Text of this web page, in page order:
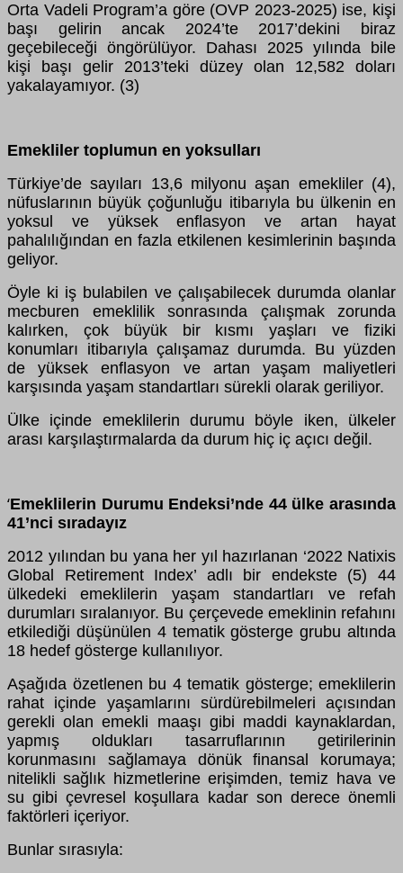
Orta Vadeli Program’a göre (OVP 2023-2025) ise, kişi
başı gelirin ancak 2024’te 2017’dekini biraz
geçebileceği öngörülüyor. Dahası 2025 yılında bile
kişi başı gelir 2013’teki düzey olan 12,582 doları
yakalayamıyor. (3)
Emekliler toplumun en yoksulları
Türkiye’de sayıları 13,6 milyonu aşan emekliler (4),
nüfuslarının büyük çoğunluğu itibarıyla bu ülkenin en
yoksul ve yüksek enflasyon ve artan hayat
pahalılığından en fazla etkilenen kesimlerinin başında
geliyor.
Öyle ki iş bulabilen ve çalışabilecek durumda olanlar
mecburen emeklilik sonrasında çalışmak zorunda
kalırken, çok büyük bir kısmı yaşları ve fiziki
konumları itibarıyla çalışamaz durumda. Bu yüzden
de yüksek enflasyon ve artan yaşam maliyetleri
karşısında yaşam standartları sürekli olarak geriliyor.
Ülke içinde emeklilerin durumu böyle iken, ülkeler
arası karşılaştırmalarda da durum hiç iç açıcı değil.
‘Emeklilerin Durumu Endeksi’nde 44 ülke arasında
41’nci sıradayız
2012 yılından bu yana her yıl hazırlanan ‘2022 Natixis
Global Retirement Index’ adlı bir endekste (5) 44
ülkedeki emeklilerin yaşam standartları ve refah
durumları sıralanıyor. Bu çerçevede emeklinin refahını
etkilediği düşünülen 4 tematik gösterge grubu altında
18 hedef gösterge kullanılıyor.
Aşağıda özetlenen bu 4 tematik gösterge; emeklilerin
rahat içinde yaşamlarını sürdürebilmeleri açısından
gerekli olan emekli maaşı gibi maddi kaynaklardan,
yapmış oldukları tasarruflarının getirilerinin
korunmasını sağlamaya dönük finansal korumaya;
nitelikli sağlık hizmetlerine erişimden, temiz hava ve
su gibi çevresel koşullara kadar son derece önemli
faktörleri içeriyor.
Bunlar sırasıyla: